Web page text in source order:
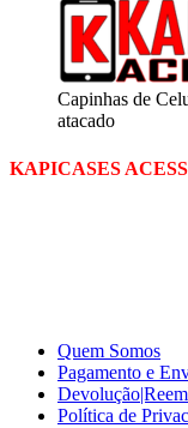
Capinhas de
atacado
KAPICASES
Quem Somos
Pagamento e
Política de